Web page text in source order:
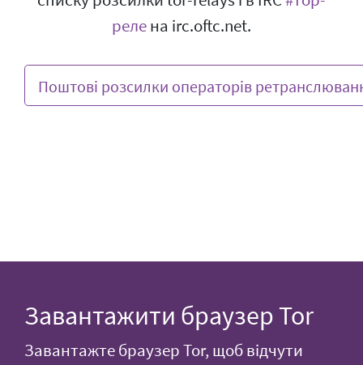
релена irc.oftc.net.
Поштові розсилки операторів
Завантажити браузер Tor
Завантажте браузер Tor, щоб відчути